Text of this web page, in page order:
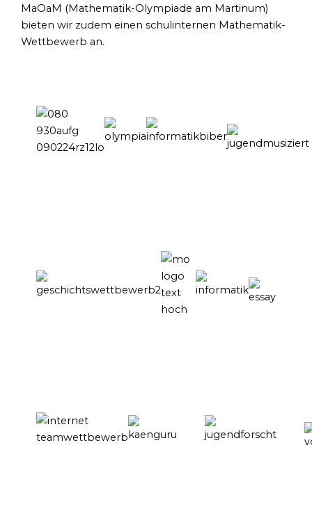
MaOaM (Mathematik-Olympiade am Martinum)
bieten wir zudem einen schulinternen Mathematik-
Wettbewerb an.